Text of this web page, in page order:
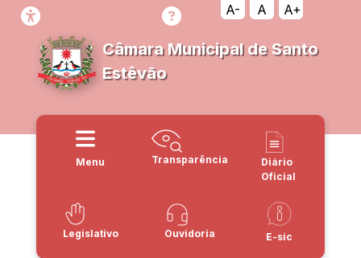
A- A A+
Câmara Municipal de Santo
Estêvão
Menu Transparência
Diário
Oficial
Legislativo Ouvidoria E-sic